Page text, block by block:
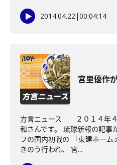
2014.04.22|00:04:14
宮里優作
方言ニュース ２０１４年４
和さんです。 琉球新報の記事
フの国内初戦の 「東建ホー
きのう行われ、 宮...